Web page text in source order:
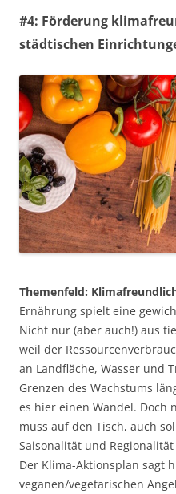
#4: Förderung
städtischen
Themenfeld:
Ernährung spielt eine
Nicht nur (aber auch!) aus
weil der
an Landfläche, Wasser und
Grenzen des Wachstums
es hier einen Wandel. Doch
muss auf den Tisch, auch
Saisonalität und Regionalität
Der Klima-Aktionsplan sagt
veganen/vegetarischen